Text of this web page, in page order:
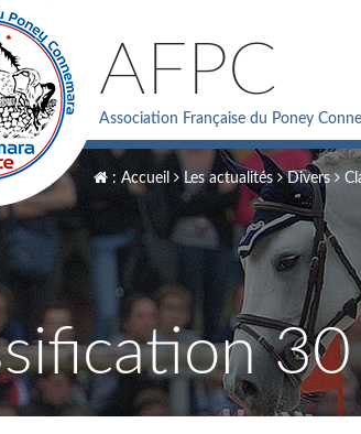
AFPC
Association Française du Poney
: Accueil Les actualités Divers